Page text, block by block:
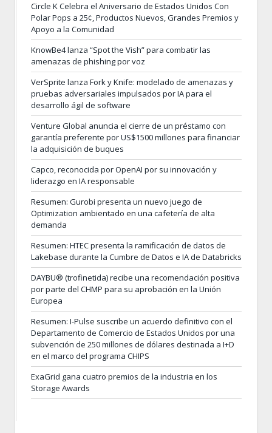
Circle K Celebra el Aniversario de Estados Unidos Con
Polar Pops a 25¢, Productos Nuevos, Grandes Premios y
Apoyo a la Comunidad
KnowBe4 lanza “Spot the Vish” para combatir las
amenazas de phishing por voz
VerSprite lanza Fork y Knife: modelado de amenazas y
pruebas adversariales impulsados por IA para el
desarrollo ágil de software
Venture Global anuncia el cierre de un préstamo con
garantía preferente por US$1500 millones para financiar
la adquisición de buques
Capco, reconocida por OpenAI por su innovación y
liderazgo en IA responsable
Resumen: Gurobi presenta un nuevo juego de
Optimization ambientado en una cafetería de alta
demanda
Resumen: HTEC presenta la ramificación de datos de
Lakebase durante la Cumbre de Datos e IA de Databricks
DAYBU® (trofinetida) recibe una recomendación positiva
por parte del CHMP para su aprobación en la Unión
Europea
Resumen: I-Pulse suscribe un acuerdo definitivo con el
Departamento de Comercio de Estados Unidos por una
subvención de 250 millones de dólares destinada a I+D
en el marco del programa CHIPS
ExaGrid gana cuatro premios de la industria en los
Storage Awards